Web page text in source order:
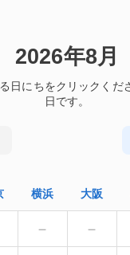
2026年8月
横浜 大阪
－ －